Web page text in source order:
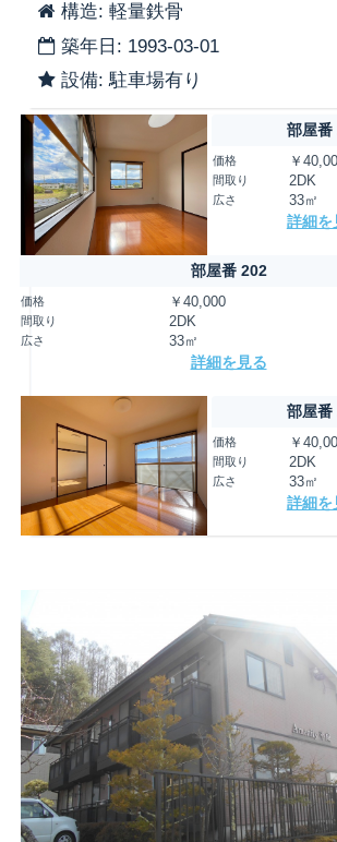
構造: 軽量鉄骨
築年日: 1993-03-01
設備: 駐車場有り
部屋番
価格 ￥
間取り 2DK
広さ 33㎡
詳細を
部屋番 202
価格 ￥40,000
間取り 2DK
広さ 33㎡
詳細を見る
部屋番
価格 ￥
間取り 2DK
広さ 33㎡
詳細を